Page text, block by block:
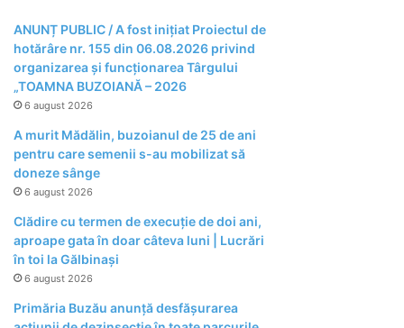
ANUNȚ PUBLIC / A fost inițiat Proiectul de
hotărâre nr. 155 din 06.08.2026 privind
organizarea şi funcţionarea Târgului
„TOAMNA BUZOIANĂ – 2026
6 august 2026
A murit Mădălin, buzoianul de 25 de ani
pentru care semenii s-au mobilizat să
doneze sânge
6 august 2026
Clădire cu termen de execuție de doi ani,
aproape gata în doar câteva luni | Lucrări
în toi la Gălbinași
6 august 2026
Primăria Buzău anunță desfășurarea